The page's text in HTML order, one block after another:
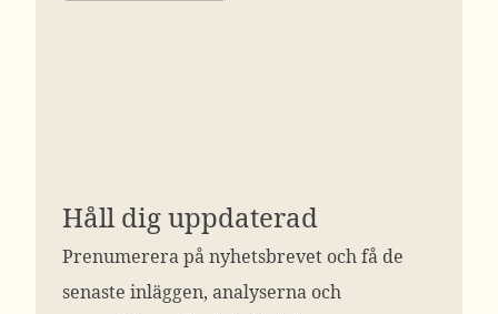
Håll dig uppdaterad
Prenumerera på nyhetsbrevet och få de
senaste inläggen, analyserna och